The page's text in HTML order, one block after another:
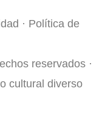
· Política de
reservados ·
cultural diverso